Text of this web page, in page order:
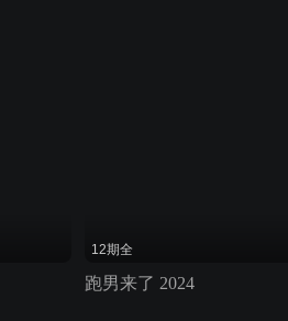
12期全
跑男来了 2024